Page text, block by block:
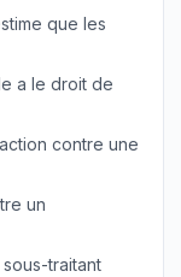
que les
a le droit de
contre une
un
traitant